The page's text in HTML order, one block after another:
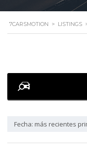
7CARSMOTION > LISTINGS
Fecha: más recientes